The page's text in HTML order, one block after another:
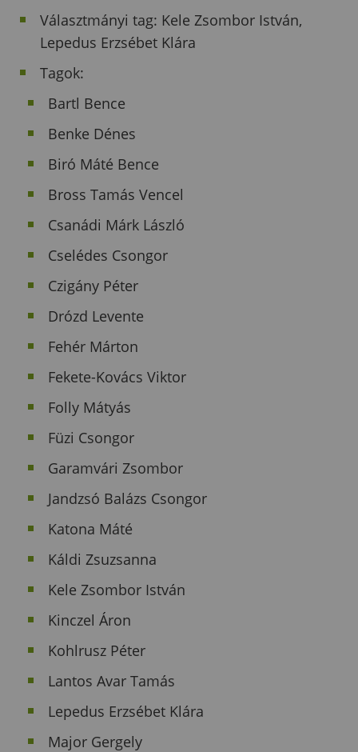
Választmányi tag: Kele Zsombor István,
Lepedus Erzsébet Klára
Tagok:
Bartl Bence
Benke Dénes
Biró Máté Bence
Bross Tamás Vencel
Csanádi Márk László
Cselédes Csongor
Czigány Péter
Drózd Levente
Fehér Márton
Fekete-Kovács Viktor
Folly Mátyás
Füzi Csongor
Garamvári Zsombor
Jandzsó Balázs Csongor
Katona Máté
Káldi Zsuzsanna
Kele Zsombor István
Kinczel Áron
Kohlrusz Péter
Lantos Avar Tamás
Lepedus Erzsébet Klára
Major Gergely